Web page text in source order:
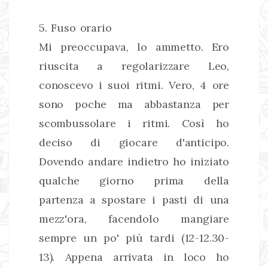
5. Fuso orario
Mi preoccupava, lo ammetto. Ero
riuscita a regolarizzare Leo,
conoscevo i suoi ritmi. Vero, 4 ore
sono poche ma abbastanza per
scombussolare i ritmi. Così ho
deciso di giocare d'anticipo.
Dovendo andare indietro ho iniziato
qualche giorno prima della
partenza a spostare i pasti di una
mezz'ora, facendolo mangiare
sempre un po' più tardi (12-12.30-
13). Appena arrivata in loco ho